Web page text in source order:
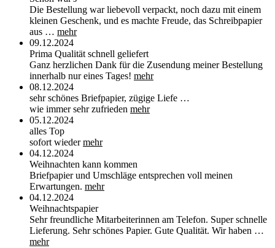
Die Bestellung war liebevoll verpackt, noch dazu mit einem
kleinen Geschenk, und es machte Freude, das Schreibpapier
aus … mehr
09.12.2024
Prima Qualität schnell geliefert
Ganz herzlichen Dank für die Zusendung meiner Bestellung
innerhalb nur eines Tages! mehr
08.12.2024
sehr schönes Briefpapier, zügige Liefe …
wie immer sehr zufrieden mehr
05.12.2024
alles Top
sofort wiedermehr
04.12.2024
Weihnachten kann kommen
Briefpapier und Umschläge entsprechen voll meinen
Erwartungen. mehr
04.12.2024
Weihnachtspapier
Sehr freundliche Mitarbeiterinnen am Telefon. Super schnelle
Lieferung. Sehr schönes Papier. Gute Qualität. Wir haben …
mehr